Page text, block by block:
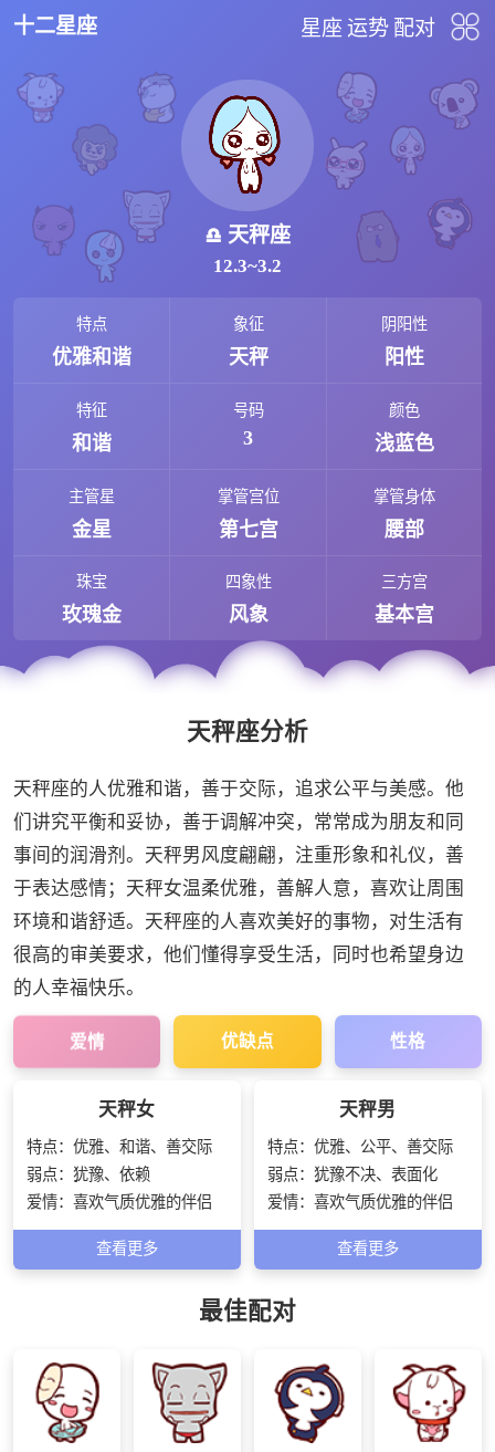
十二星座 星座 运势 配对
天秤座
12.3~3.2
特点
优雅和谐
象征
天秤
阴阳性
阳性
特征
和谐
号码
3
颜色
浅蓝色
主管星
金星
掌管宫位
第七宫
掌管身体
腰部
珠宝
玫瑰金
四象性
风象
三方宫
基本宫
天秤座分析
天秤座的人优雅和谐，善于交际，追求公平与美感。他
们讲究平衡和妥协，善于调解冲突，常常成为朋友和同
事间的润滑剂。天秤男风度翩翩，注重形象和礼仪，善
于表达感情；天秤女温柔优雅，善解人意，喜欢让周围
环境和谐舒适。天秤座的人喜欢美好的事物，对生活有
很高的审美要求，他们懂得享受生活，同时也希望身边
的人幸福快乐。
爱情 优缺点 性格
天秤女
特点： 优雅、和谐、善交际
弱点： 犹豫、依赖
爱情： 喜欢气质优雅的伴侣
查看更多
天秤男
特点： 优雅、公平、善交际
弱点： 犹豫不决、表面化
爱情： 喜欢气质优雅的伴侣
查看更多
最佳配对